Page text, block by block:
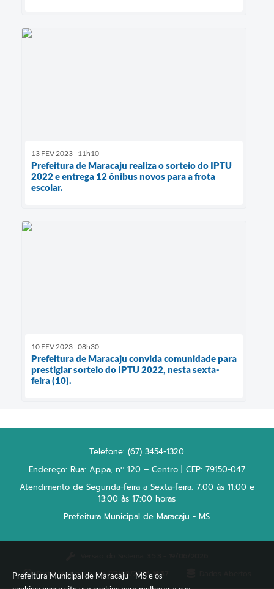
Prefeitura Municipal de Maracaju - MS e os
13 FEV 2023 - 11h10
Prefeitura de Maracaju realiza o sorteio do IPTU
2022 e entrega 12 ônibus novos para a frota
escolar.
10 FEV 2023 - 08h30
Prefeitura de Maracaju convida comunidade para
prestigiar sorteio do IPTU 2022, nesta sexta-
feira (10).
Telefone: (67) 3454-1320
Endereço: Rua: Appa, nº 120 – Centro | CEP: 79150-047
Atendimento de Segunda-feira a Sexta-feira: 7:00 às 11:00 e
13:00 às 17:00 horas
Prefeitura Municipal de Maracaju - MS
Portal atualizado em:07/08/2026 16:57